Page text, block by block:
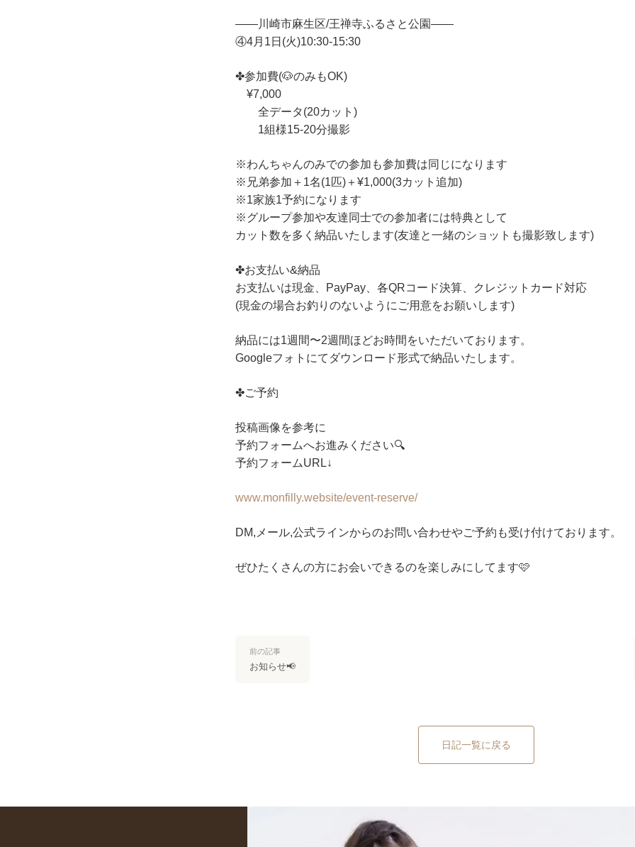
——川崎市麻生区/王禅寺ふるさと公園——
④4月1日(火)10:30-15:30
✤参加費(🐶のみもOK)
¥7,000
全データ(20カット)
1組様15-20分撮影
※わんちゃんのみでの参加も参加費は同じになります
※兄弟参加＋1名(1匹)＋¥1,000(3カット追加)
※1家族1予約になります
※グループ参加や友達同士での参加者には特典として
カット数を多く納品いたします(友達と一緒のショットも撮影致します)
✤お支払い&納品
お支払いは現金、PayPay、各QRコード決算、クレジットカード対応
(現金の場合お釣りのないようにご用意をお願いします)
納品には1週間〜2週間ほどお時間をいただいております。
Googleフォトにてダウンロード形式で納品いたします。
✤ご予約
投稿画像を参考に
予約フォームへお進みください🔍
予約フォームURL↓
www.monfilly.website/event-reserve/
DM,メール,公式ラインからのお問い合わせやご予約も受け付けております。
ぜひたくさんの方にお会いできるのを楽しみにしてます🩷
前の記事
お知らせ📢
日記一覧に戻る